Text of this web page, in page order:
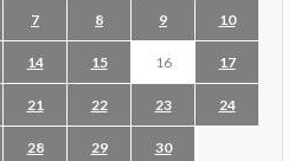
7 8 9 10
14 15 16 17
21 22 23 24
28 29 30